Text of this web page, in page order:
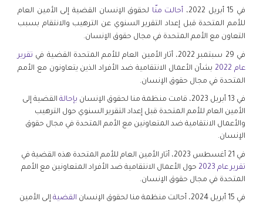
في 15 أبريل 2022، أحالت منّا لحقوق الإنسان القضية إلى الأمين العام
للأمم المتحدة قبل إعداد التقرير السنوي عن الترهيب والانتقام بسبب
التعاون مع الأمم المتحدة في مجال حقوق الإنسان.
في 29 سبتمبر 2022، أثار الأمين العام للأمم المتحدة القضية في
تقرير
عام 2022
بشأن الأعمال الانتقامية ضد الأفراد الذين يتعاونون مع الأمم
المتحدة في مجال حقوق الإنسان.
في 13 أبريل 2023، قامت منظمة منا لحقوق الإنسان بإحالة القضية إلى
الأمين العام للأمم المتحدة قبل إعداد التقرير السنوي حول الترهيب
والأعمال الانتقامية ضد المتعاونين مع الأمم المتحدة في مجال حقوق
الإنسان.
في 21 أغسطس 2023، أثار الأمين العام للأمم المتحدة هذه القضية في
تقرير عام 2023
حول الأعمال الانتقامية ضد الأفراد المتعاونين مع الأمم
المتحدة في مجال حقوق الإنسان.
في 15 أبريل 2024، أحالت منظمة منا لحقوق الإنسان القضية إلى الأمين